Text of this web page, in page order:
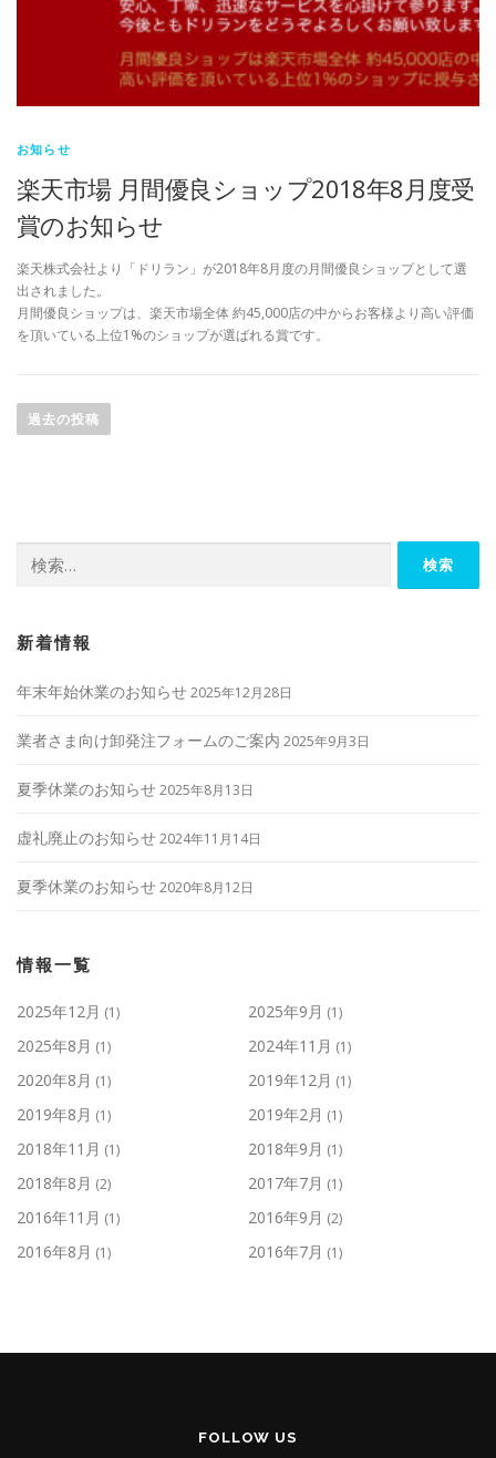
お知らせ
楽天市場 月間優良ショップ2018年8月度受
賞のお知らせ
楽天株式会社より「ドリラン」が2018年8月度の月間優良ショップとして選
出されました。
月間優良ショップは、楽天市場全体 約45,000店の中からお客様より高い評価
を頂いている上位1%のショップが選ばれる賞です。
稿
シ
過去の投稿
索:
新着情報
年末年始休業のお知らせ2025年12月28日
業者さま向け卸発注フォームのご案内 2025年9月3日
夏季休業のお知らせ2025年8月13日
虚礼廃止のお知らせ2024年11月14日
夏季休業のお知らせ2020年8月12日
情報一覧
2025年12月 (1) 2025年9月 (1)
2025年8月 (1) 2024年11月 (1)
2020年8月 (1) 2019年12月 (1)
2019年8月 (1) 2019年2月 (1)
2018年11月 (1) 2018年9月 (1)
2018年8月 (2) 2017年7月 (1)
2016年11月 (1) 2016年9月 (2)
2016年8月 (1) 2016年7月 (1)
FOLLOW US